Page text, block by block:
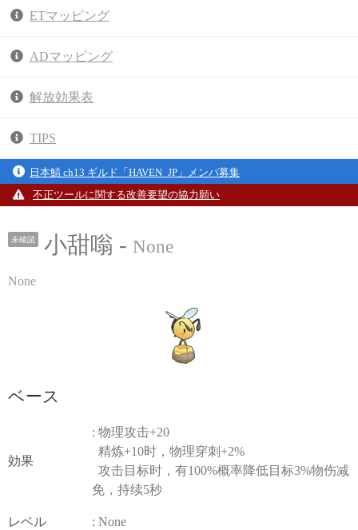
ETマッピング
ADマッピング
解放効果表
TIPS
日本鯖 ch13 ギルド「HAVEN_JP」メンバ募集
不正ツールに関する改善要望の協力願い
未確認 小甜嗡 - None
None
ベース
効果
: 物理攻击+20
精炼+10时，物理穿刺+2%
攻击目标时，有100%概率降低目标3%物伤减
免，持续5秒
レベル : None